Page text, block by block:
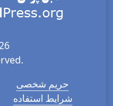
حریم شخصی
شرایط استفاده